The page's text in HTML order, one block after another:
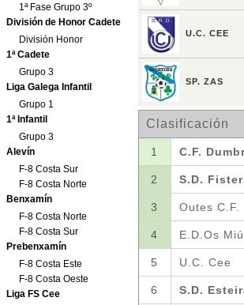
1ª Fase Grupo 3º
División de Honor Cadete
División Honor
1ª Cadete
Grupo 3
Liga Galega Infantil
Grupo 1
1ª Infantil
Grupo 3
Alevín
F-8 Costa Sur
F-8 Costa Norte
Benxamín
F-8 Costa Norte
F-8 Costa Sur
Prebenxamín
F-8 Costa Este
F-8 Costa Oeste
Liga FS Cee